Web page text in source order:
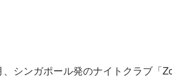
シンガポール発のナイトクラブ「